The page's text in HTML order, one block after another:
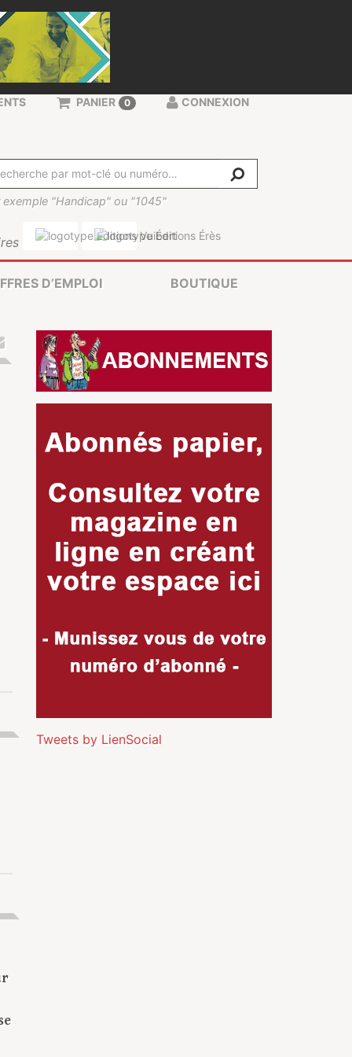
exemple "Handicap" ou "1045"
PANIER 0 CONNEXION
D’EMPLOI BOUTIQUE
Tweets by LienSocial